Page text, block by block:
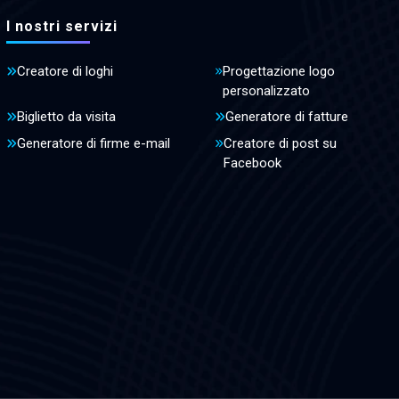
I nostri servizi
Creatore di loghi
Progettazione logo
personalizzato
Biglietto da visita
Generatore di fatture
Generatore di firme e-mail
Creatore di post su
Facebook